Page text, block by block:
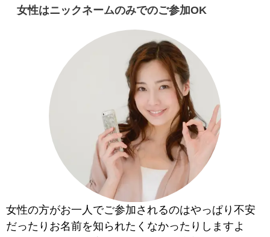
女性はニックネームのみでのご参加OK
女性の方がお一人でご参加されるのはやっぱり不安
だったりお名前を知られたくなかったりしますよ